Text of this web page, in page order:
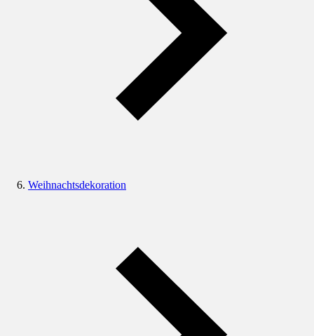
Weihnachtsdekoration